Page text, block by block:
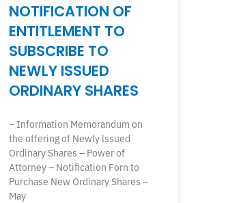
NOTIFICATION OF
ENTITLEMENT TO
SUBSCRIBE TO
NEWLY ISSUED
ORDINARY SHARES
– Information Memorandum on
the offering of Newly lssued
Ordinary Shares – Power of
Attorney – Notification Forn to
Purchase New Ordinary Shares –
May